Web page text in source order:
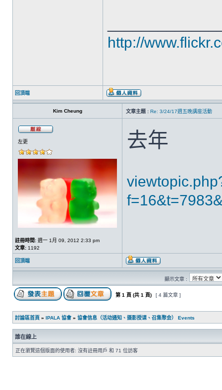
http://
回頂端
Kim Cheung 文章主題 : Re: 3/24/17週五晚講座活動
左更
註冊時間: 週一 1月 09, 2012 2:33 pm
文章: 1192
去年
回頂端
顯示文章 :
第 1 頁 (共 1 頁) [ 4 篇文章 ]
討論區首頁 » IPALA 協會 » 協會信息（活动通知、摄影授课、召集聚会） Events
誰在線上
正在瀏覽這個版面的使用者: 沒有註冊用戶 和 71 位訪客